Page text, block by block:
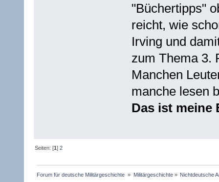
"Büchertipps"
reicht, wie
Irving und
zum Thema 3.
Manchen
manche lesen
Das ist
Seiten: [1]2
Forum für deutsche Militärgeschichte » Militärgeschichte» Nichtdeutsche